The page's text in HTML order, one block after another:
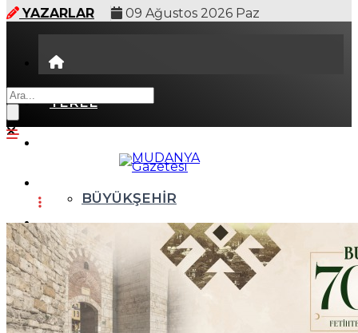
YAZARLAR
09 Ağustos 2026 Paz
YEREL
BÜYÜKŞEHİR
ASAYİŞ
YAŞAM
ÖZEL HABER
EKONOMİ
AKTÜEL